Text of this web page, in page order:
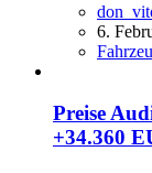
6.
Preise
+34.360